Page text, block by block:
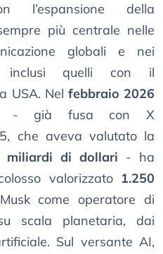
l’espansione della
più centrale nelle
globali e nei
inclusi quelli con il
USA. Nel febbraio 2026
- già fusa con X
che aveva valutato la
miliardi di dollari - ha
valorizzato 1.250
come operatore di
scala planetaria, dai
Sul versante AI,